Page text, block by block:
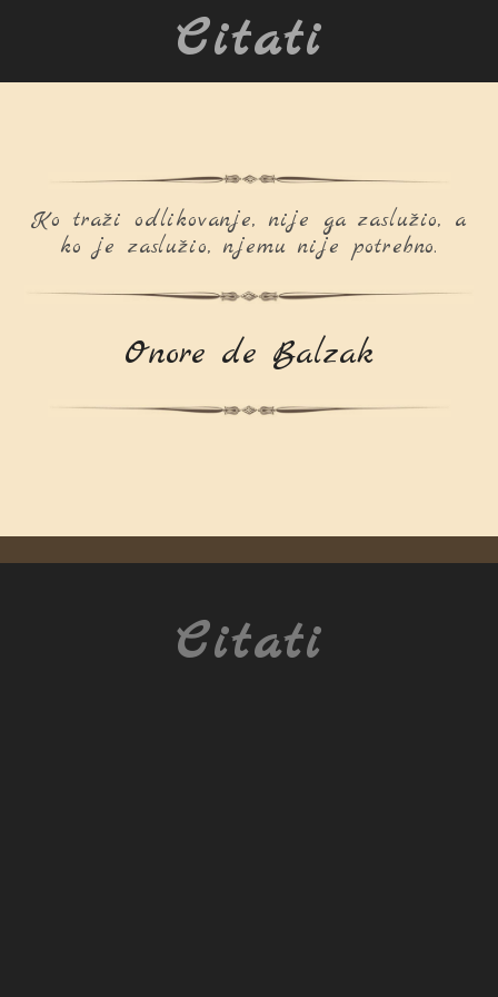
Citati
Ko traži odlikovanje, nije ga zaslužio, a
ko je zaslužio, njemu nije potrebno.
Onore de Balzak
Citati